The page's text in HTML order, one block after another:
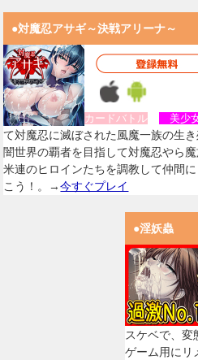
●対魔忍アサギ～決戦アリーナ～
カードバトル 美少
て対魔忍に滅ぼされた風魔一族の生
闇世界の覇者を目指して対魔忍やら魔
米連のヒロインたちを調教して仲間
こう！。→今すぐプレイ
●淫妖蟲
スケベで、変
ゲーム用にリ